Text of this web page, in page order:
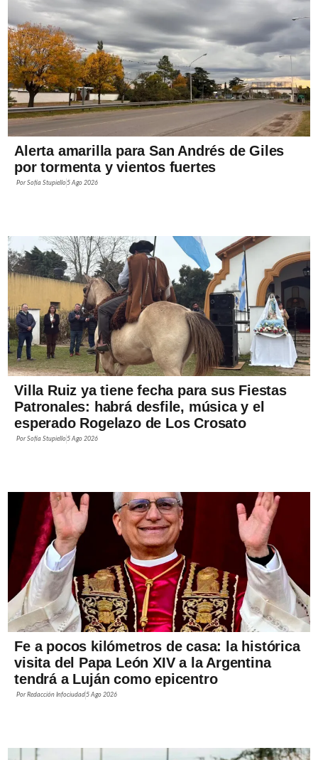
Alerta amarilla para San Andrés de Giles
por tormenta y vientos fuertes
PorSofía Stupiello5 Ago 2026
Villa Ruiz ya tiene fecha para sus Fiestas
Patronales: habrá desfile, música y el
esperado Rogelazo de Los Crosato
PorSofía Stupiello5 Ago 2026
Fe a pocos kilómetros de casa: la histórica
visita del Papa León XIV a la Argentina
tendrá a Luján como epicentro
PorRedacción Infociudad5 Ago 2026